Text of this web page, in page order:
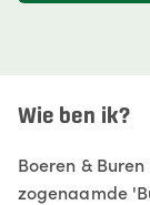
Wie ben ik?
Boeren &
zogenaamde